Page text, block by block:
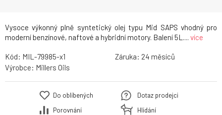
Vysoce výkonný plně syntetický olej typu Mid SAPS vhodný pro
moderní benzínové, naftové a hybridní motory. Balení 5L.... více
Kód: MIL-79985-x1 Záruka: 24
Výrobce: Millers Oils
Do oblíbených
Porovnání
Dotaz prodejci
Hlídání